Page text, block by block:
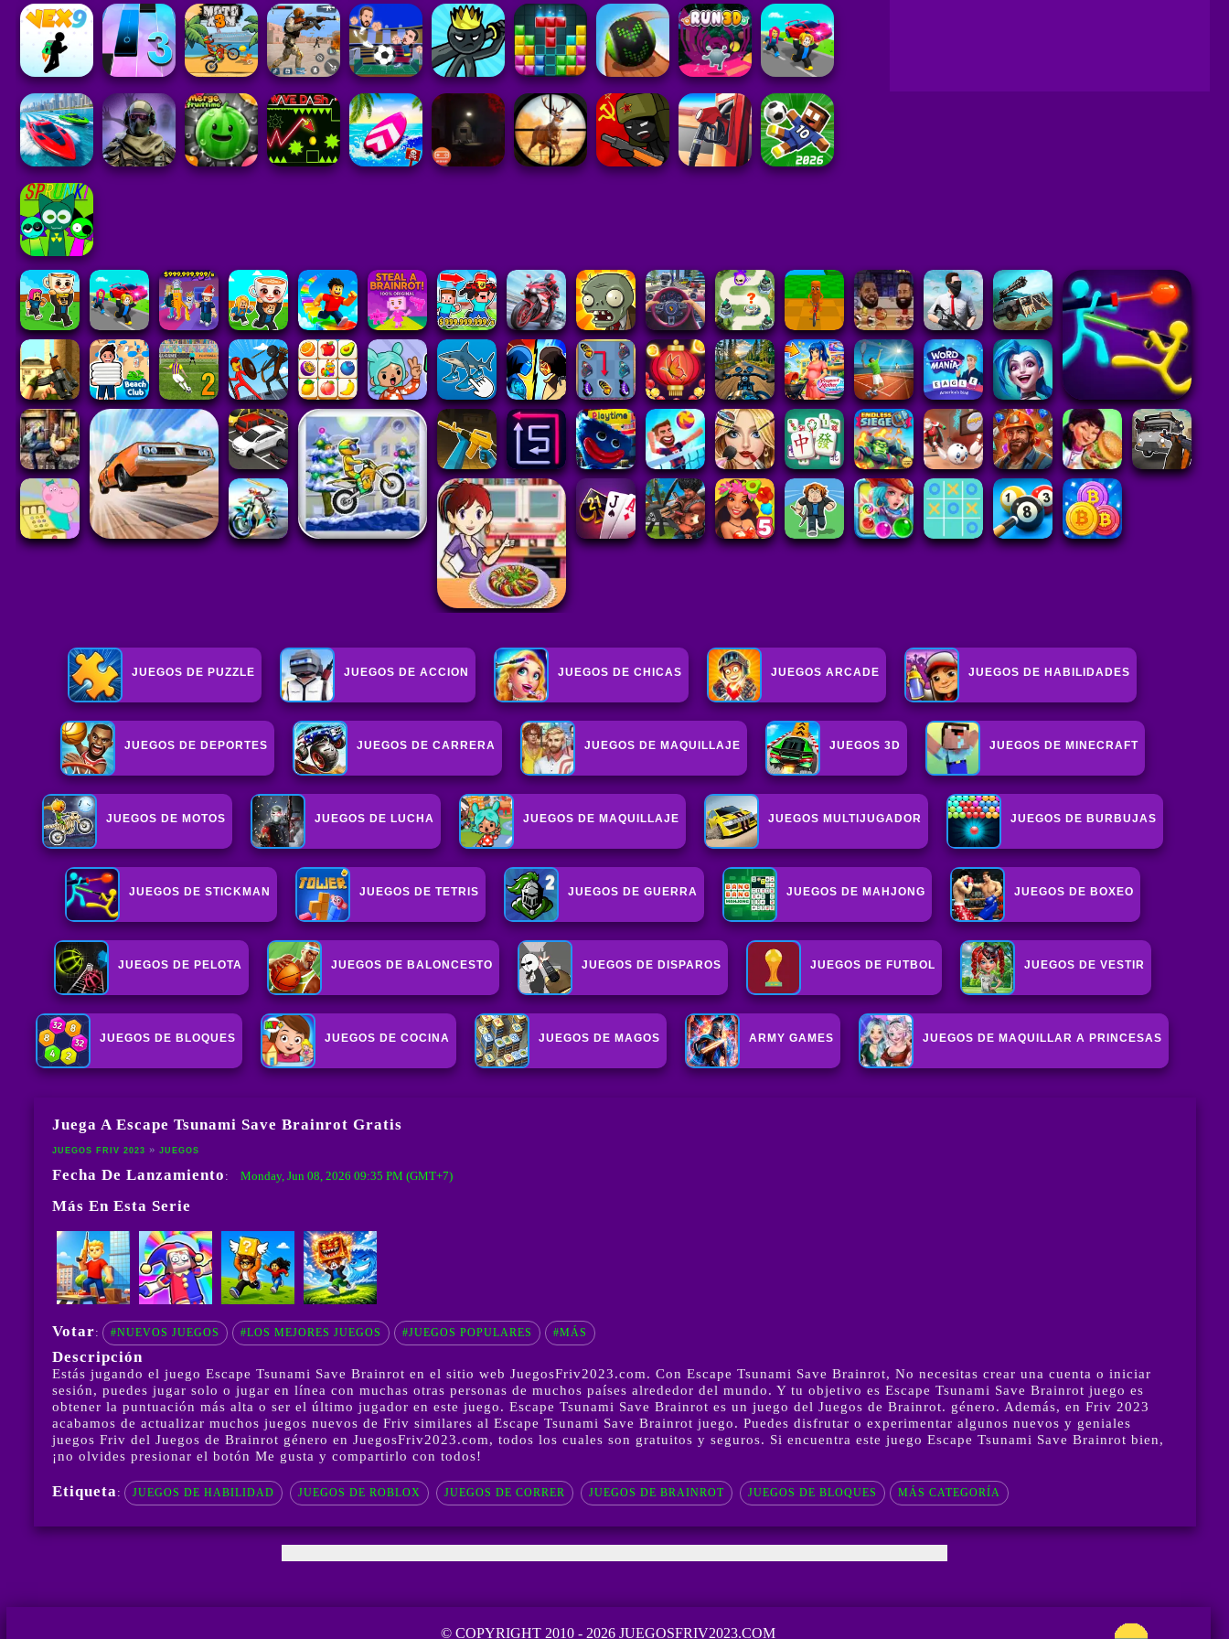
JUEGOS DE PUZZLE JUEGOS DE ACCION JUEGOS DE CHICAS JUEGOS ARCADE JUEGOS DE HABILIDADES
JUEGOS DE DEPORTES JUEGOS DE CARRERA JUEGOS DE MAQUILLAJE JUEGOS 3D JUEGOS DE MINECRAFT
JUEGOS DE MOTOS JUEGOS DE LUCHA JUEGOS DE MAQUILLAJE JUEGOS MULTIJUGADOR JUEGOS DE BURBUJAS
JUEGOS DE STICKMAN JUEGOS DE TETRIS JUEGOS DE GUERRA JUEGOS DE MAHJONG JUEGOS DE BOXEO
JUEGOS DE PELOTA JUEGOS DE BALONCESTO JUEGOS DE DISPAROS JUEGOS DE FUTBOL JUEGOS DE VESTIR
JUEGOS DE BLOQUES JUEGOS DE COCINA JUEGOS DE MAGOS ARMY GAMES JUEGOS DE MAQUILLAR A PRINCESAS
Juega A Escape Tsunami Save Brainrot Gratis
JUEGOS FRIV 2023 JUEGOS
Fecha De Lanzamiento : Monday, Jun 08, 2026 09:35 PM (GMT+7)
Más En Esta Serie
Votar: #NUEVOS JUEGOS #LOS MEJORES JUEGOS #JUEGOS POPULARES #MÁS
Descripción
Estás jugando el juego Escape Tsunami Save Brainrot en el sitio web JuegosFriv2023.com. Con Escape Tsunami Save Brainrot, No necesitas crear una cuenta o iniciar
sesión, puedes jugar solo o jugar en línea con muchas otras personas de muchos países alrededor del mundo. Y tu objetivo es Escape Tsunami Save Brainrot juego es
obtener la puntuación más alta o ser el último jugador en este juego. Escape Tsunami Save Brainrot es un juego del Juegos de Brainrot. género. Además, en Friv 2023
acabamos de actualizar muchos juegos nuevos de Friv similares al Escape Tsunami Save Brainrot juego. Puedes disfrutar o experimentar algunos nuevos y geniales
juegos Friv del Juegos de Brainrot género en JuegosFriv2023.com, todos los cuales son gratuitos y seguros. Si encuentra este juego Escape Tsunami Save Brainrot bien,
¡no olvides presionar el botón Me gusta y compartirlo con todos!
Etiqueta: JUEGOS DE HABILIDAD JUEGOS DE ROBLOX JUEGOS DE CORRER JUEGOS DE BRAINROT JUEGOS DE BLOQUES MÁS CATEGORÍA
© COPYRIGHT 2010 - 2026 JUEGOSFRIV2023.COM